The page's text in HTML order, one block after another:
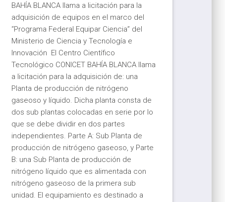
BAHÍA BLANCA llama a licitación para la
adquisición de equipos en el marco del
“Programa Federal Equipar Ciencia” del
Ministerio de Ciencia y Tecnología e
Innovación El Centro Científico
Tecnológico CONICET BAHÍA BLANCA llama
a licitación para la adquisición de: una
Planta de producción de nitrógeno
gaseoso y líquido. Dicha planta consta de
dos sub plantas colocadas en serie por lo
que se debe dividir en dos partes
independientes. Parte A: Sub Planta de
producción de nitrógeno gaseoso, y Parte
B: una Sub Planta de producción de
nitrógeno líquido que es alimentada con
nitrógeno gaseoso de la primera sub
unidad. El equipamiento es destinado a